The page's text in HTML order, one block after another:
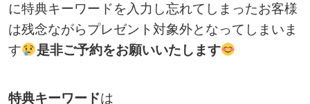
に特典キーワードを入力し忘れてしまったお客様
は残念ながらプレゼント対象外となってしまいま
す
是非ご予約をお願いいたします
特典キーワードは